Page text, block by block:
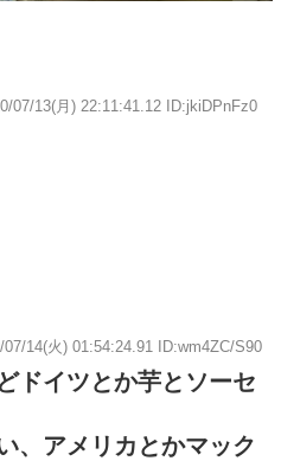
07/13(月) 22:11:41.12 ID:jkiDPnFz0
07/14(火) 01:54:24.91 ID:wm4ZC/S90
ドイツとか芋とソーセ
、アメリカとかマック